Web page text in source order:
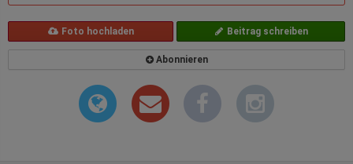
Foto hochladen Beitrag schreiben
Abonnieren
n